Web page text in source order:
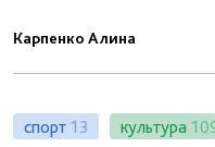
Карпенко Алина
спорт 13 культура